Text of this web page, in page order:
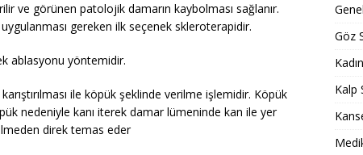
ve görünen patolojik damarın kaybolması sağlanır.
gereken ilk seçenek skleroterapidir.
ablasyonu yöntemidir.
ile köpük şeklinde verilme işlemidir. Köpük
nedeniyle kanı iterek damar lümeninde kan ile yer
direk temas eder
Göz
Kalp